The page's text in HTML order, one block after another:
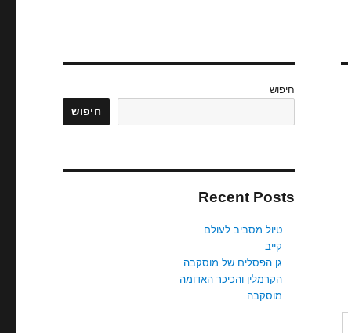
חיפוש
חיפוש
Recent Posts
טיול מסביב לעולם
קייב
גן הפסלים של מוסקבה
הקרמלין והכיכר האדומה
מוסקבה